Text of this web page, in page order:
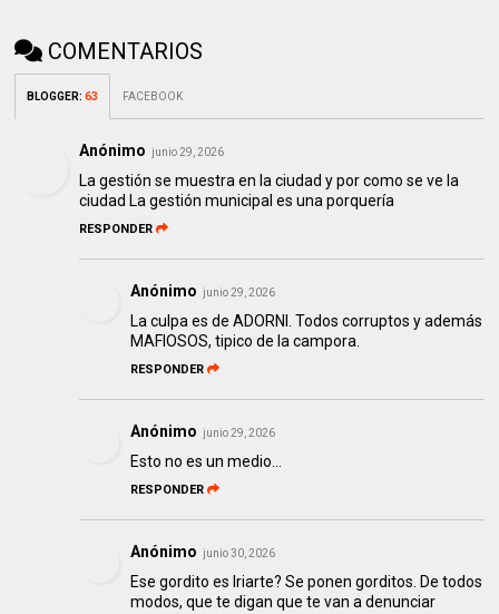
COMENTARIOS
BLOGGER:63 FACEBOOK
Anónimo junio 29, 2026
La gestión se muestra en la ciudad y por como se ve la
ciudad La gestión municipal es una porquería
RESPONDER
Anónimo junio 29, 2026
La culpa es de ADORNI. Todos corruptos y además
MAFIOSOS, tipico de la campora.
RESPONDER
Anónimo junio 29, 2026
Esto no es un medio…
RESPONDER
Anónimo junio 30, 2026
Ese gordito es Iriarte? Se ponen gorditos. De todos
modos, que te digan que te van a denunciar